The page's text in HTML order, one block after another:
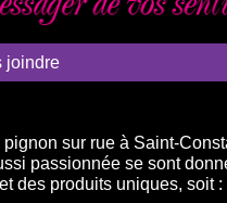
joindre
sur rue à Saint-
passionnée se sont
des produits uniques, soit :